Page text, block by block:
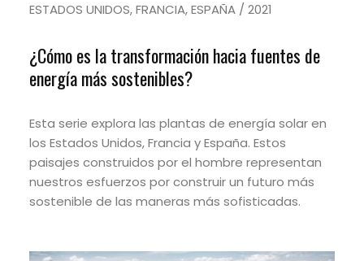
ESTADOS UNIDOS, FRANCIA, ESPAÑA / 2021
¿Cómo es la transformación hacia fuentes de
energía más sostenibles?
Esta serie explora las plantas de energía solar en
los Estados Unidos, Francia y España.Estos
paisajes construidos por el hombre representan
nuestros esfuerzos por construir un futuro más
sostenible de las maneras más sofisticadas.